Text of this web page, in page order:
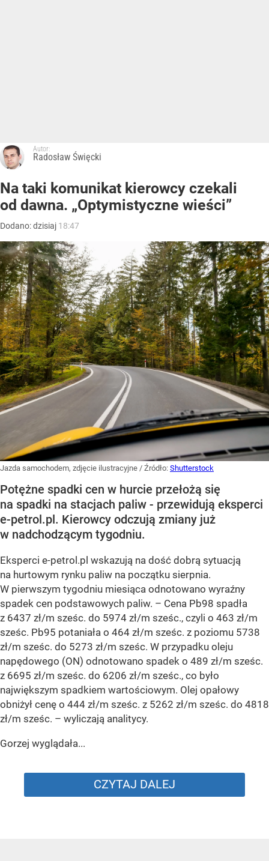
Autor:
Radosław Święcki
Na taki komunikat kierowcy czekali
od dawna. „Optymistyczne wieści”
Dodano:dzisiaj 18:47
Jazda samochodem, zdjęcie ilustracyjne / Źródło: Shutterstock
Potężne spadki cen w hurcie przełożą się
na spadki na stacjach paliw - przewidują eksperci
e-petrol.pl. Kierowcy odczują zmiany już
w nadchodzącym tygodniu.
Eksperci e-petrol.pl wskazują na dość dobrą sytuacją
na hurtowym rynku paliw na początku sierpnia.
W pierwszym tygodniu miesiąca odnotowano wyraźny
spadek cen podstawowych paliw. – Cena Pb98 spadła
z 6437 zł/m sześc. do 5974 zł/m sześc., czyli o 463 zł/m
sześc. Pb95 potaniała o 464 zł/m sześc. z poziomu 5738
zł/m sześc. do 5273 zł/m sześc. W przypadku oleju
napędowego (ON) odnotowano spadek o 489 zł/m sześc.
z 6695 zł/m sześc. do 6206 zł/m sześc., co było
największym spadkiem wartościowym. Olej opałowy
obniżył cenę o 444 zł/m sześc. z 5262 zł/m sześc. do 4818
zł/m sześc. – wyliczają analitycy.
Gorzej wyglądała...
CZYTAJ DALEJ